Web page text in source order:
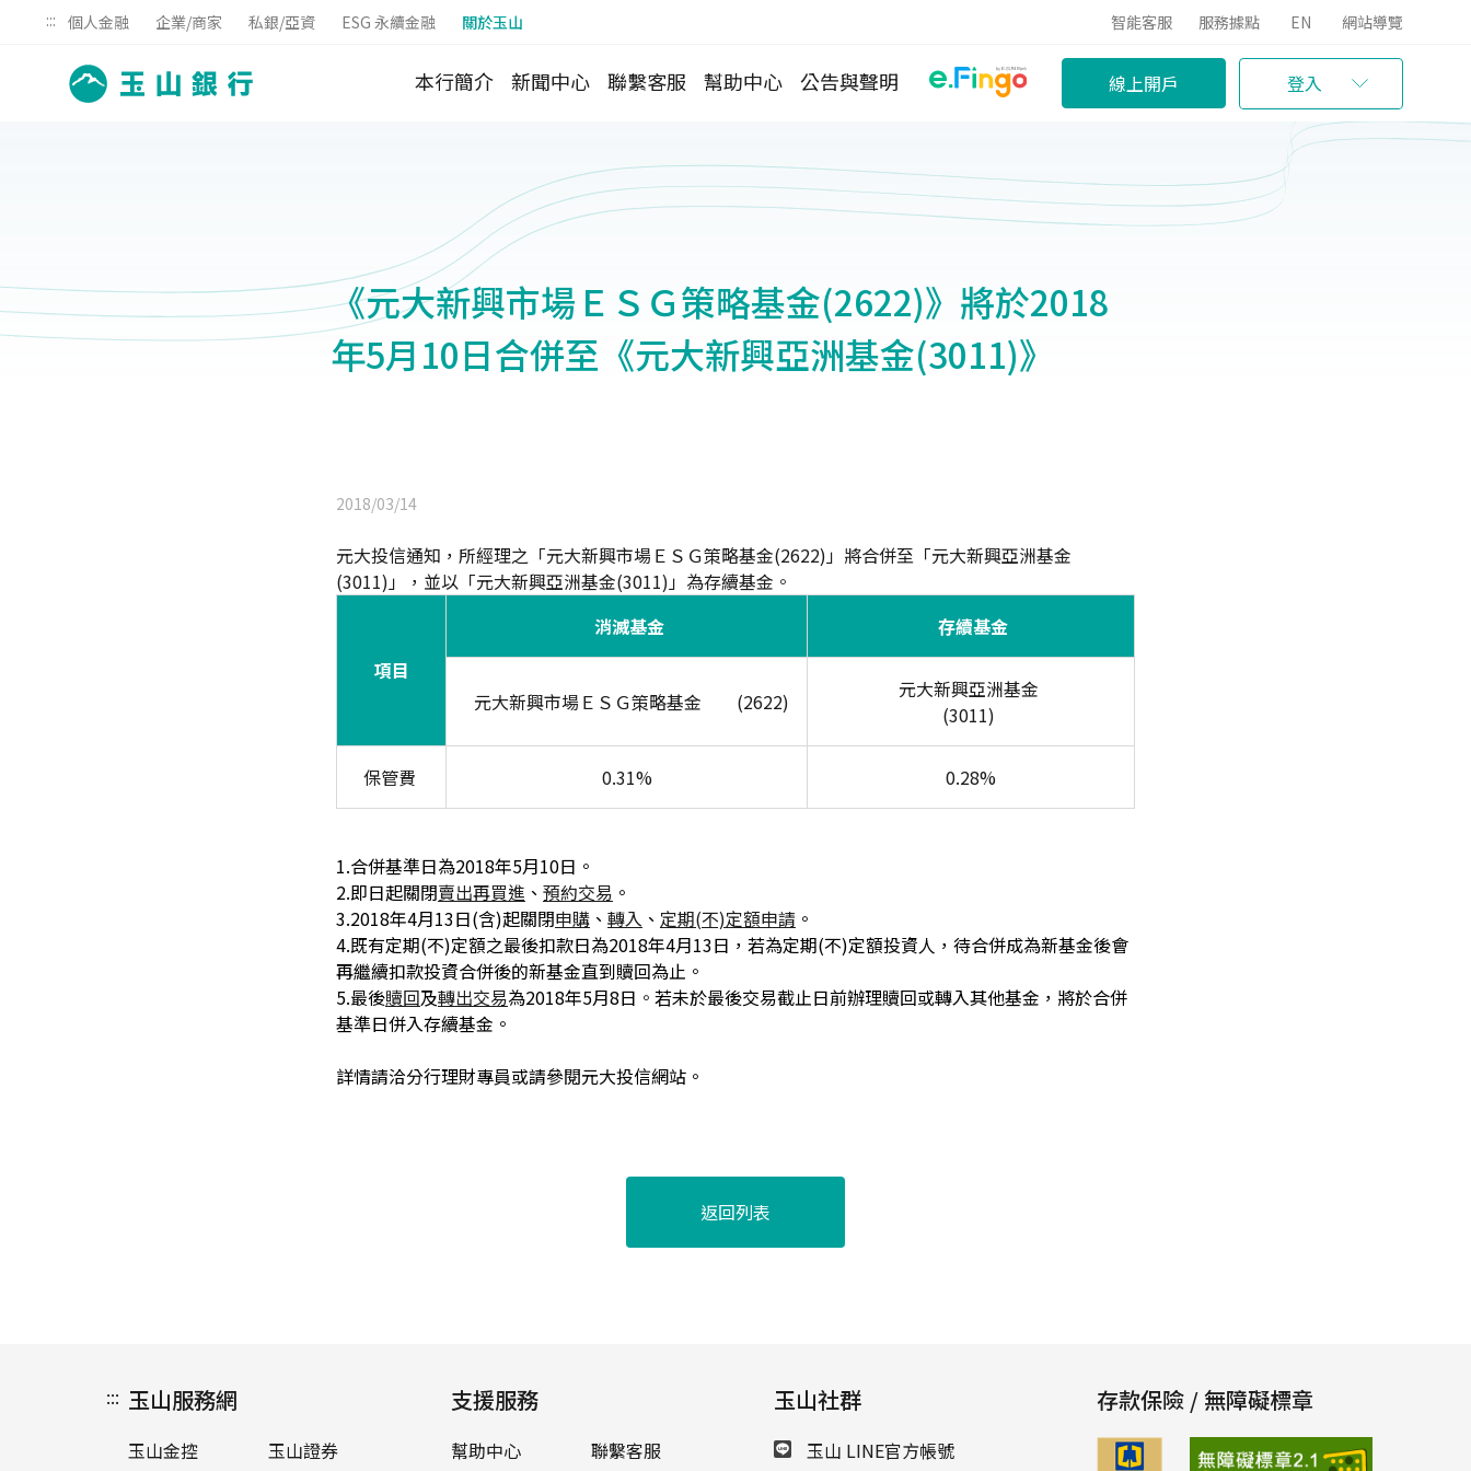
::: 個人金融 企業/商家 私銀/亞資 ESG 永續金融 關於玉山 智能客服 服務據點 EN 網站導覽
本行簡介 新聞中心 聯繫客服 幫助中心 公告與聲明 線上開戶 登入
《元大新興市場ＥＳＧ策略基金(2622)》將於2018
年5月10日合併至《元大新興亞洲基金(3011)》
2018/03/14
元大投信通知，所經理之「元大新興市場ＥＳＧ策略基金(2622)」將合併至「元大新興亞洲基金
(3011)」，並以「元大新興亞洲基金(3011)」為存續基金。
項目
消滅基金 存續基金
元大新興市場ＥＳＧ策略基金 (2622)
元大新興亞洲基金
(3011)
保管費 0.31% 0.28%
1.合併基準日為2018年5月10日。
2.即日起關閉賣出再買進 、 預約交易 。
3.2018年4月13日(含)起關閉申購 、 轉入 、 定期(不)定額申請 。
4.既有定期(不)定額之最後扣款日為2018年4月13日，若為定期(不)定額投資人，待合併成為新基金後會
再繼續扣款投資合併後的新基金直到贖回為止。
5.最後贖回及轉出交易為2018年5月8日 。 若未於最後交易截止日前辦理贖回或轉入其他基金，將於合併
基準日併入存續基金。
詳情請洽分行理財專員或請參閱元大投信網站。
返回列表
::: 玉山服務網
玉山金控 玉山證券
支援服務
幫助中心 聯繫客服
玉山社群
玉山 LINE官方帳號
存款保險 / 無障礙標章